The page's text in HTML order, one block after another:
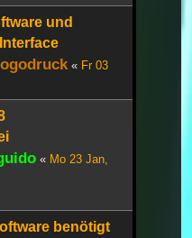
und
« Fr 03
« Mo 23 Jan,
benötigt